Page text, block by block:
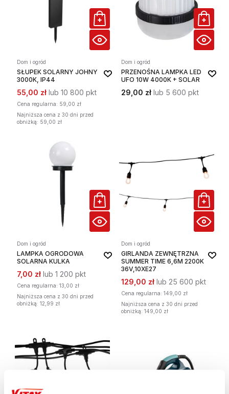
Dom i ogród
SŁUPEK SOLARNY JOHNY
3000K, IP44
55,00 zł lub 10 800 pkt
Cena regularna: 59,00 zł
Najniższa cena z 30 dni przed
obniżką: 59,00 zł
Dom i ogród
PRZENOŚNA LAMPKA LED
UFO 10W 4000K + SOLAR
29,00 zł lub 5 600 pkt
Dom i ogród
LAMPKA OGRODOWA
SOLARNA KULKA
7,00 zł lub 1 200 pkt
Cena regularna: 13,00 zł
Najniższa cena z 30 dni przed
obniżką: 12,99 zł
Dom i ogród
GIRLANDA ZEWNĘTRZNA
SUMMER TIME 6,6M 2200K
36V,10XE27
129,00 zł lub 25 600 pkt
Cena regularna: 149,00 zł
Najniższa cena z 30 dni przed
obniżką: 149,00 zł